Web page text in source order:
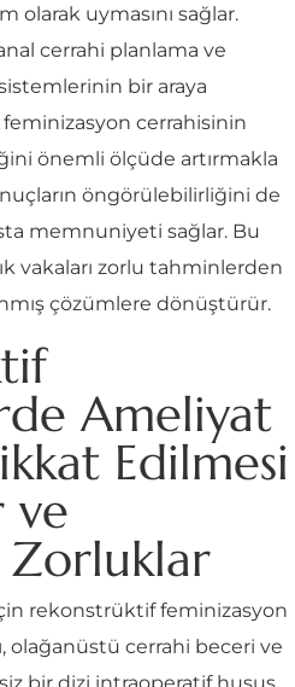
olarak uymasını sağlar.
cerrahi planlama ve
bir araya
cerrahisinin
önemli ölçüde artırmakla
öngörülebilirliğini de
memnuniyeti sağlar. Bu
vakaları zorlu tahminlerden
çözümlere dönüştürür.
Ameliyat
Edilmesi
ve
Zorluklar
rekonstrüktif feminizasyon
olağanüstü cerrahi beceri ve
bir dizi intraoperatif husus